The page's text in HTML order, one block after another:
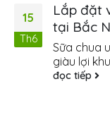
15
Th6
Lắp đặt
tại Bắc
Sữa chua
giàu lợi
đọc tiếp